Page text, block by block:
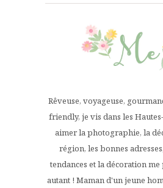
Rêveuse, voyageuse,
friendly, je vis dans les
aimer la photographie, la
région, les bonnes
tendances et la décoration
autant ! Maman d'un jeune